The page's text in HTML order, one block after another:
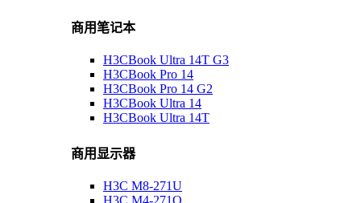
商用笔记本
H3CBook Ultra 14T G3
H3CBook Pro 14
H3CBook Pro 14 G2
H3CBook Ultra 14
H3CBook Ultra 14T
商用显示器
H3C M8-271U
H3C M4-271Q